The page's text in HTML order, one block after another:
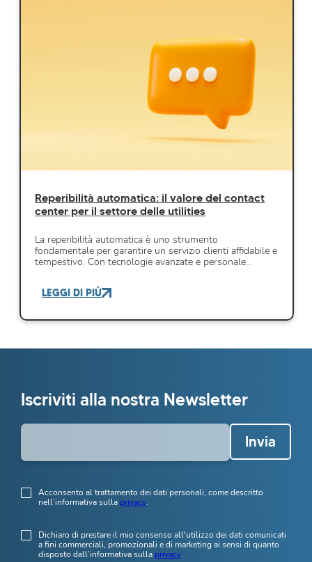
Reperibilità automatica: il valore del contact
center per il settore delle utilities
La reperibilità automatica è uno strumento
fondamentale per garantire un servizio clienti affidabile e
tempestivo. Con tecnologie avanzate e personale…
LEGGI DI PIÙ
Iscriviti alla nostra Newsletter
Invia
Acconsento al trattamento dei dati personali, come descritto
nell’informativa sulla privacy.
Dichiaro di prestare il mio consenso all'utilizzo dei dati comunicati
a fini commerciali, promozionali e di marketing ai sensi di quanto
disposto dall’informativa sulla privacy.